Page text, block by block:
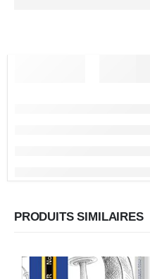
PRODUITS SIMILAIRES